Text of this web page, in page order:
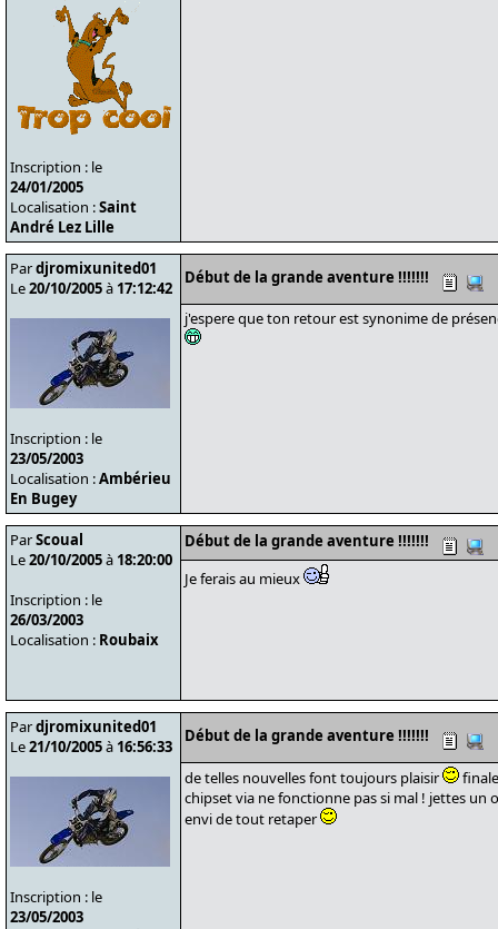
Inscription : le
24/01/2005
Localisation :Saint
André Lez Lille
Pardjromixunited01
Le20/10/2005à 17:12:42
Inscription : le
23/05/2003
Localisation :Ambérieu
En Bugey
Début de la grande aventure !!!!!!!
j'espere que ton retour est synonime de
ParScoual
Le20/10/2005à 18:20:00
Inscription : le
26/03/2003
Localisation : Roubaix
Début de la grande aventure !!!!!!!
Je ferais au mieux
Pardjromixunited01
Le21/10/2005à 16:56:33
Inscription : le
23/05/2003
Début de la grande aventure !!!!!!!
de telles nouvelles font toujours plaisir
chipset via ne fonctionne pas si mal ! jettes un
envi de tout retaper